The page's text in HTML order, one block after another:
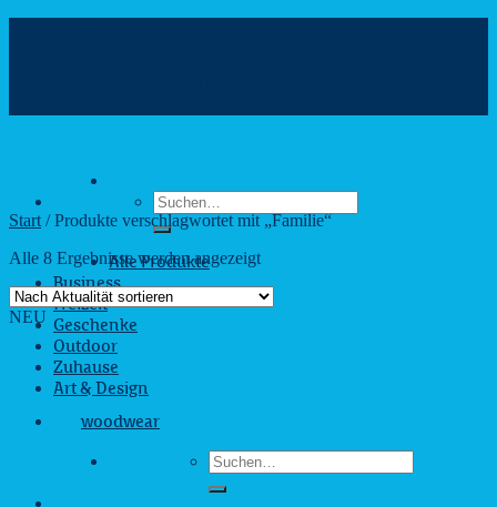
Suchen
nach:
Alle Produkte
Business
Freizeit
Geschenke
Outdoor
Zuhause
Art & Design
woodwear
Suchen
nach:
Start /Produkte verschlagwortet mit „Familie“
Alle 8 Ergebnisse werden angezeigtNach
sortiert
NEU